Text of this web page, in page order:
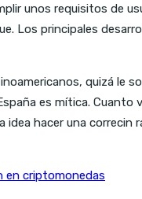
unos requisitos de
Los principales
quizá
es mítica.
hacer una
en criptomonedas